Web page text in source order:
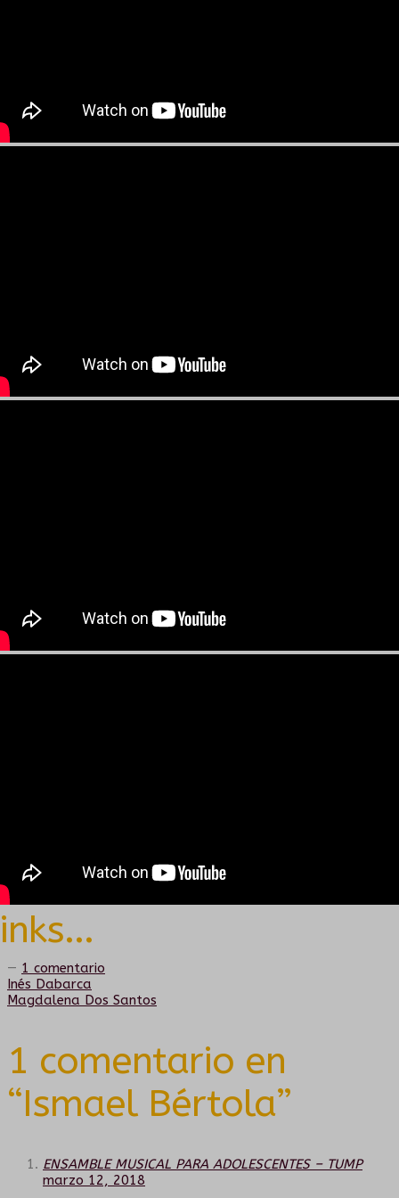
— 1 comentario
Navegación
de
entradas
Anterior:
Inés Dabarca
Siguiente:
Magdalena Dos Santos
1 comentario en
“Ismael Bértola”
ENSAMBLE MUSICAL PARA ADOLESCENTES – TUMP
marzo 12, 2018